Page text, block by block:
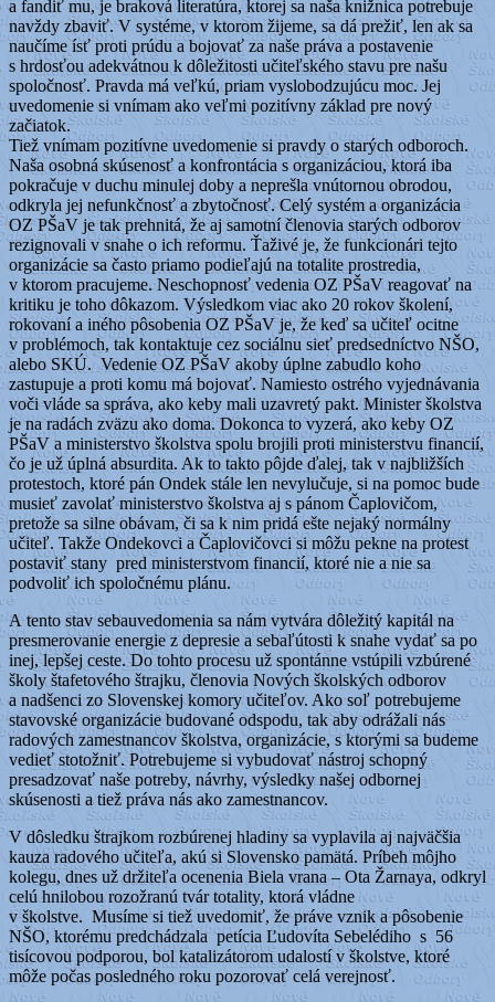
a fandiť mu, je braková literatúra, ktorej sa naša knižnica potrebuje
navždy zbaviť. V systéme, v ktorom žijeme, sa dá prežiť, len ak sa
naučíme ísť proti prúdu a bojovať za naše práva a postavenie
s hrdosťou adekvátnou k dôležitosti učiteľského stavu pre našu
spoločnosť. Pravda má veľkú, priam vyslobodzujúcu moc. Jej
uvedomenie si vnímam ako veľmi pozitívny základ pre nový
začiatok.
Tiež vnímam pozitívne uvedomenie si pravdy o starých odboroch.
Naša osobná skúsenosť a konfrontácia s organizáciou, ktorá iba
pokračuje v duchu minulej doby a neprešla vnútornou obrodou,
odkryla jej nefunkčnosť a zbytočnosť. Celý systém a organizácia
OZ PŠaV je tak prehnitá, že aj samotní členovia starých odborov
rezignovali v snahe o ich reformu. Ťaživé je, že funkcionári tejto
organizácie sa často priamo podieľajú na totalite prostredia,
v ktorom pracujeme. Neschopnosť vedenia OZ PŠaV reagovať na
kritiku je toho dôkazom. Výsledkom viac ako 20 rokov školení,
rokovaní a iného pôsobenia OZ PŠaV je, že keď sa učiteľ ocitne
v problémoch, tak kontaktuje cez sociálnu sieť predsedníctvo NŠO,
alebo SKÚ. Vedenie OZ PŠaV akoby úplne zabudlo koho
zastupuje a proti komu má bojovať. Namiesto ostrého vyjednávania
voči vláde sa správa, ako keby mali uzavretý pakt. Minister školstva
je na radách zväzu ako doma. Dokonca to vyzerá, ako keby OZ
PŠaV a ministerstvo školstva spolu brojili proti ministerstvu financií,
čo je už úplná absurdita. Ak to takto pôjde ďalej, tak v najbližších
protestoch, ktoré pán Ondek stále len nevylučuje, si na pomoc bude
musieť zavolať ministerstvo školstva aj s pánom Čaplovičom,
pretože sa silne obávam, či sa k nim pridá ešte nejaký normálny
učiteľ. Takže Ondekovci a Čaplovičovci si môžu pekne na protest
postaviť stany pred ministerstvom financií, ktoré nie a nie sa
podvoliť ich spoločnému plánu.
A tento stav sebauvedomenia sa nám vytvára dôležitý kapitál na
presmerovanie energie z depresie a sebaľútosti k snahe vydať sa po
inej, lepšej ceste. Do tohto procesu už spontánne vstúpili vzbúrené
školy štafetového štrajku, členovia Nových školských odborov
a nadšenci zo Slovenskej komory učiteľov. Ako soľ potrebujeme
stavovské organizácie budované odspodu, tak aby odrážali nás
radových zamestnancov školstva, organizácie, s ktorými sa budeme
vedieť stotožniť. Potrebujeme si vybudovať nástroj schopný
presadzovať naše potreby, návrhy, výsledky našej odbornej
skúsenosti a tiež práva nás ako zamestnancov.
V dôsledku štrajkom rozbúrenej hladiny sa vyplavila aj najväčšia
kauza radového učiteľa, akú si Slovensko pamätá. Príbeh môjho
kolegu, dnes už držiteľa ocenenia Biela vrana – Ota Žarnaya, odkryl
celú hnilobou rozožranú tvár totality, ktorá vládne
v školstve. Musíme si tiež uvedomiť, že práve vznik a pôsobenie
NŠO, ktorému predchádzala petícia Ľudovíta Sebelédiho s 56
tisícovou podporou, bol katalizátorom udalostí v školstve, ktoré
môže počas posledného roku pozorovať celá verejnosť.